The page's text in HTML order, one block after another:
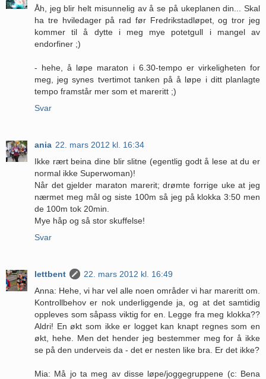
Åh, jeg blir helt misunnelig av å se på ukeplanen din... Skal
ha tre hviledager på rad før Fredrikstadløpet, og tror jeg
kommer til å dytte i meg mye potetgull i mangel av
endorfiner ;)
- hehe, å løpe maraton i 6.30-tempo er virkeligheten for
meg, jeg synes tvertimot tanken på å løpe i ditt planlagte
tempo framstår mer som et mareritt ;)
Svar
ania 22. mars 2012 kl. 16:34
Ikke rært beina dine blir slitne (egentlig godt å lese at du er
normal ikke Superwoman)!
Når det gjelder maraton marerit; drømte forrige uke at jeg
nærmet meg mål og siste 100m så jeg på klokka 3:50 men
de 100m tok 20min.
Mye håp og så stor skuffelse!
Svar
lettbent
22. mars 2012 kl. 16:49
Anna: Hehe, vi har vel alle noen områder vi har mareritt om.
Kontrollbehov er nok underliggende ja, og at det samtidig
oppleves som såpass viktig for en. Legge fra meg klokka??
Aldri! En økt som ikke er logget kan knapt regnes som en
økt, hehe. Men det hender jeg bestemmer meg for å ikke
se på den underveis da - det er nesten like bra. Er det ikke?
Mia: Må jo ta meg av disse løpe/joggegruppene (c: Bena